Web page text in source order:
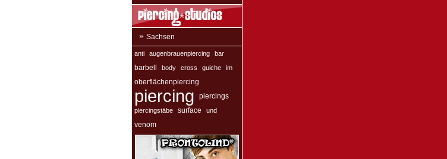
» Sachsen
anti augenbrauenpiercing
bar
barbell
body cross guiche im
oberflächenpiercing
piercing piercings
piercingstäbe surface
und
venom